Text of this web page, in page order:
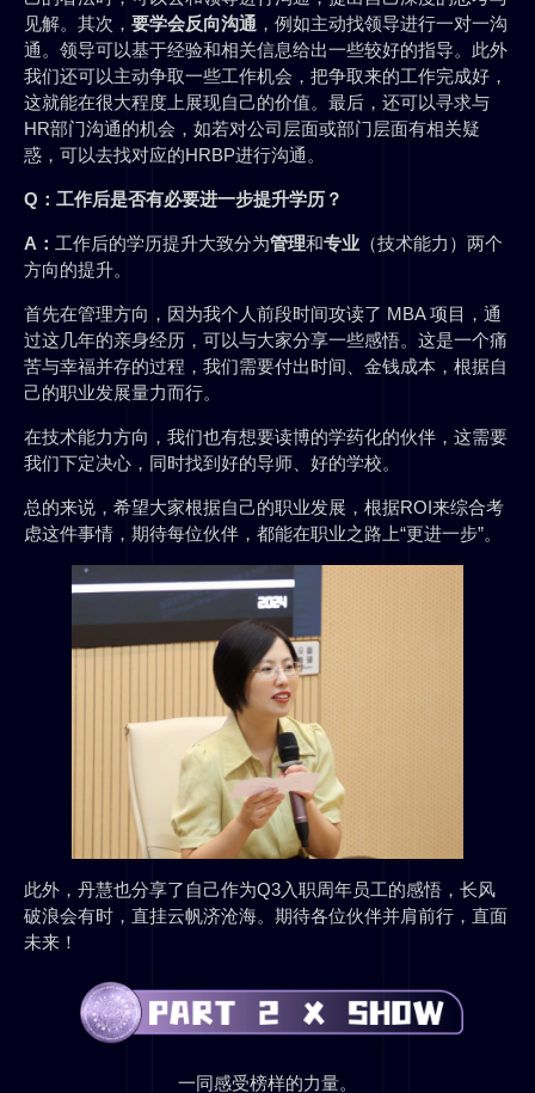
见解。其次， 要学会反向沟通 ，例如主动找领导进行一对一沟
通。领导可以基于经验和相关信息给出一些较好的指导。此外
我们还可以主动争取一些工作机会，把争取来的工作完成好，
这就能在很大程度上展现自己的价值。最后，还可以寻求与
HR部门沟通的机会，如若对公司层面或部门层面有相关疑
惑，可以去找对应的HRBP进行沟通。
Q： 工作后是否有必要进一步提升学历？
A： 工作后的学历提升大致分为管理和专业 （技术能力）两个
方向的提升。
首先在管理方向，因为我个人前段时间攻读了 MBA 项目，通
过这几年的亲身经历，可以与大家分享一些感悟。这是一个痛
苦与幸福并存的过程，我们需要付出时间、金钱成本，根据自
己的职业发展量力而行。
在技术能力方向，我们也有想要读博的学药化的伙伴，这需要
我们下定决心，同时找到好的导师、好的学校。
总的来说，希望大家根据自己的职业发展，根据ROI来综合考
虑这件事情，期待每位伙伴，都能在职业之路上“更进一步”。
此外，丹慧也分享了自己作为Q3入职周年员工的感悟，长风
破浪会有时，直挂云帆济沧海。期待各位伙伴并肩前行，直面
未来！
一同感受榜样的力量。